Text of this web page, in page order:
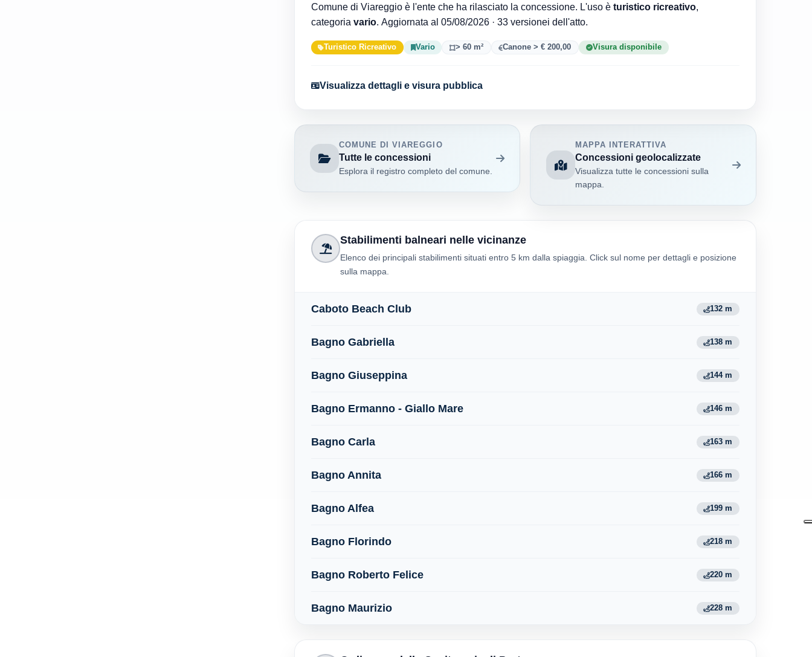
Comune di Viareggio è l'ente che ha rilasciato la concessione. L'uso è turistico ricreativo,
categoria vario . Aggiornata al 05/08/2026 · 33 versionei dell'atto.
Turistico Ricreativo Vario > 60 m² Canone > € 200,00 Visura disponibile
Visualizza dettagli e visura pubblica
COMUNE DI VIAREGGIO
Tutte le concessioni
Esplora il registro completo del comune.
MAPPA INTERATTIVA
Concessioni geolocalizzate
Visualizza tutte le concessioni sulla
mappa.
Stabilimenti balneari nelle vicinanze
Elenco dei principali stabilimenti situati entro 5 km dalla spiaggia. Click sul nome per dettagli e posizione
sulla mappa.
Caboto Beach Club 132 m
Bagno Gabriella 138 m
Bagno Giuseppina 144 m
Bagno Ermanno - Giallo Mare 146 m
Bagno Carla 163 m
Bagno Annita 166 m
Bagno Alfea 199 m
Bagno Florindo 218 m
Bagno Roberto Felice 220 m
Bagno Maurizio 228 m